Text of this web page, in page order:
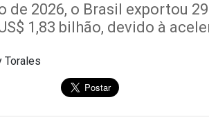
de 2026, o Brasil exportou
1,83 bilhão, devido à
Torales